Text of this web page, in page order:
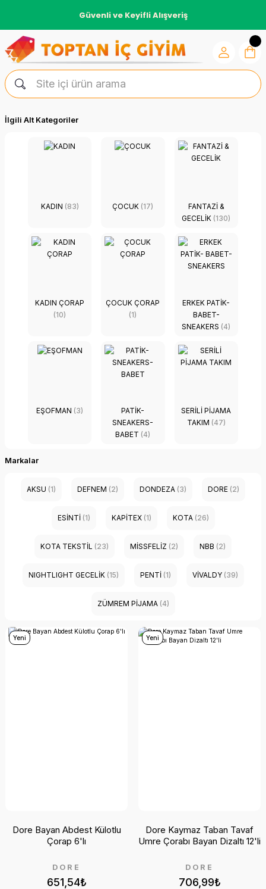
Güvenli ve Keyifli Alışveriş
İlgili Alt Kategoriler
KADIN (83) ÇOCUK (17)
FANTAZI &
GECELIK (130)
KADIN ÇORAP
(10)
ÇOCUK ÇORAP
(1)
ERKEK PATIK-
BABET-
SNEAKERS (4)
EŞOFMAN (3)
PATIK-
SNEAKERS-
BABET (4)
SERILI PIJAMA
TAKIM (47)
Markalar
AKSU (1) DEFNEM (2) DONDEZA (3) DORE (2)
ESİNTİ (1) KAPİTEX (1) KOTA (26)
KOTA TEKSTİL (23) MİSSFELİZ (2) NBB (2)
NIGHTLIGHT GECELİK (15) PENTİ (1) VİVALDY (39)
ZÜMREM PİJAMA (4)
Yeni
651,54₺
DORE
Dore Bayan Abdest Külotlu
Çorap 6'lı
Yeni
706,99₺
DORE
Dore Kaymaz Taban Tavaf
Umre Çorabı Bayan Dizaltı 12'li